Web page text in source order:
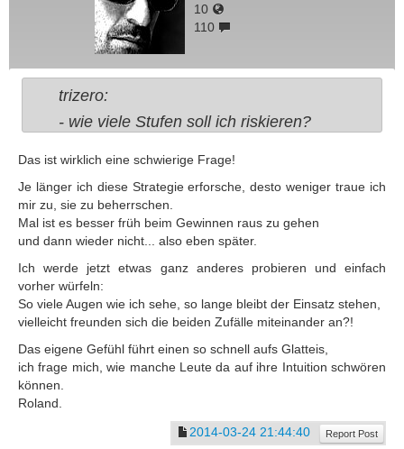
10
110
trizero:
- wie viele Stufen soll ich riskieren?
Das ist wirklich eine schwierige Frage!
Je länger ich diese Strategie erforsche, desto weniger traue ich
mir zu, sie zu beherrschen.
Mal ist es besser früh beim Gewinnen raus zu gehen
und dann wieder nicht... also eben später.
Ich werde jetzt etwas ganz anderes probieren und einfach
vorher würfeln:
So viele Augen wie ich sehe, so lange bleibt der Einsatz stehen,
vielleicht freunden sich die beiden Zufälle miteinander an?!
Das eigene Gefühl führt einen so schnell aufs Glatteis,
ich frage mich, wie manche Leute da auf ihre Intuition schwören
können.
Roland.
2014-03-24 21:44:40
Report Post